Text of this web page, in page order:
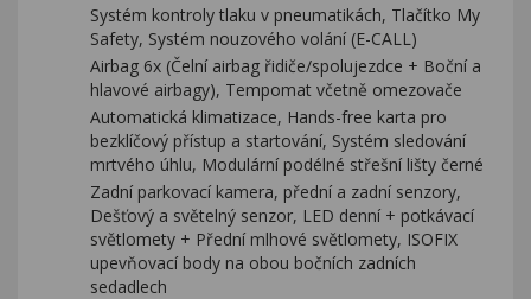
Systém kontroly tlaku v pneumatikách, Tlačítko My
Safety, Systém nouzového volání (E-CALL)
Airbag 6x (Čelní airbag řidiče/spolujezdce + Boční a
hlavové airbagy), Tempomat včetně omezovače
Automatická klimatizace, Hands-free karta pro
bezklíčový přístup a startování, Systém sledování
mrtvého úhlu, Modulární podélné střešní lišty černé
Zadní parkovací kamera, přední a zadní senzory,
Dešťový a světelný senzor, LED denní + potkávací
světlomety + Přední mlhové světlomety, ISOFIX
upevňovací body na obou bočních zadních
sedadlech